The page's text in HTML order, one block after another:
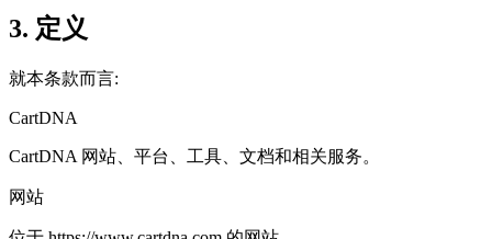
3. 定义
就本条款而言:
CartDNA
CartDNA 网站、平台、工具、文档和相关服务。
网站